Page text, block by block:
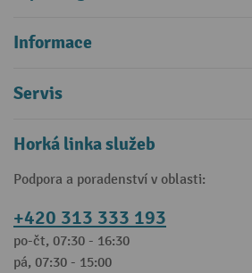
Informace
Servis
Horká linka služeb
Podpora a poradenství v oblasti:
+420 313 333 193
po-čt, 07:30 - 16:30
pá, 07:30 - 15:00